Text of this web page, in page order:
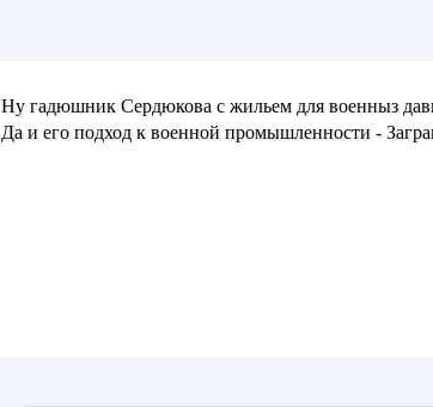
Ну гадюшник Сердюкова с жильем для военныз
Да и его подход к военной промышленности -